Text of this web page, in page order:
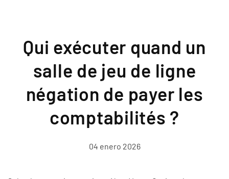
Qui exécuter quand un
salle de jeu de ligne
négation de payer les
comptabilités ?
04 enero 2026